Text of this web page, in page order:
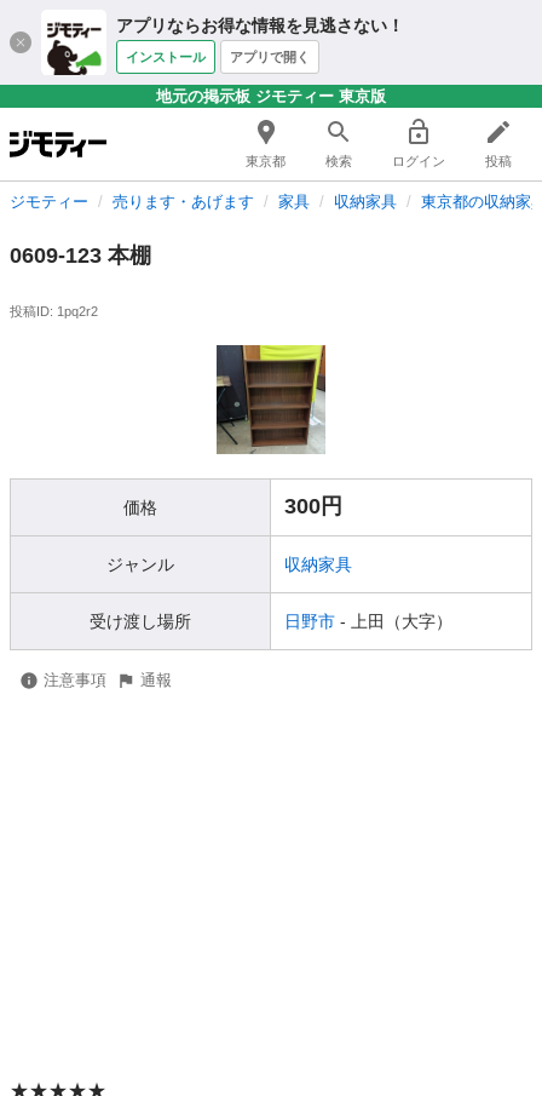
アプリならお得な情報を見逃さない！
インストール アプリで開く
地元の掲示板 ジモティー 東京版
東京都 検索 ログイン 投稿
ジモティー 売ります・あげます 家具 収納家具 東京都の収納家
0609-123 本棚
投稿ID: 1pq2r2
価格 300円
ジャンル 収納家具
受け渡し場所 日野市 - 上田（大字）
注意事項 通報
★★★★★